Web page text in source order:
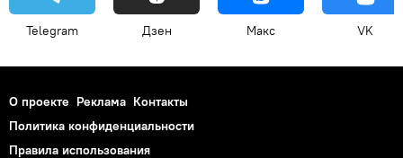
Telegram Дзен Макс VK
О проекте Реклама Контакты
Политика конфиденциальности
Правила использования